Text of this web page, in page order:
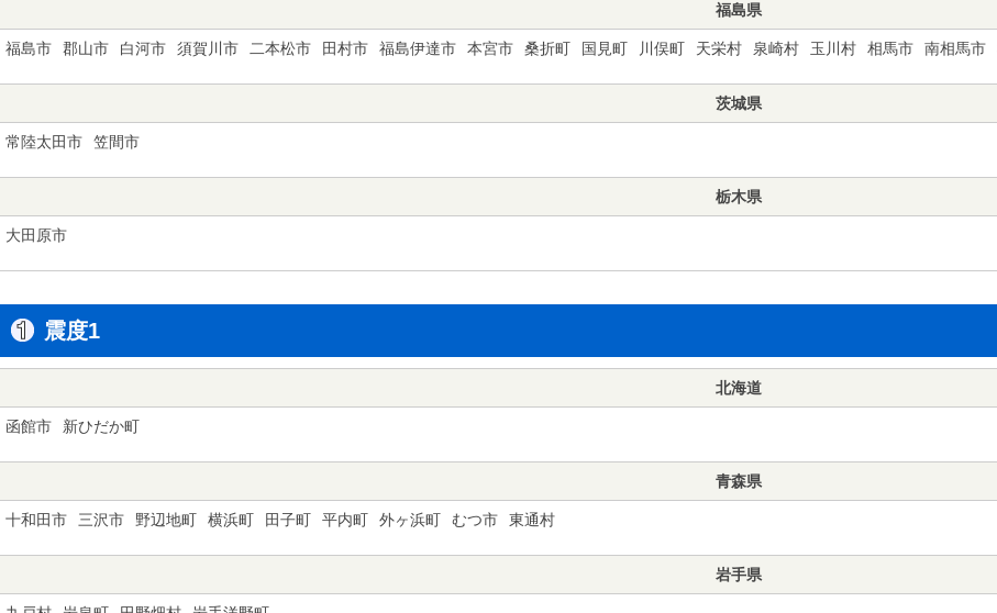
福島県
福島市 郡山市 白河市 須賀川市 二本松市 田村市 福島伊達市 本宮市 桑折町 国見町 川俣町 天栄村 泉崎村 玉川村 相馬市 南相馬市
茨城県
常陸太田市 笠間市
栃木県
大田原市
震度1
北海道
函館市 新ひだか町
青森県
十和田市 三沢市 野辺地町 横浜町 田子町 平内町 外ヶ浜町 むつ市 東通村
岩手県